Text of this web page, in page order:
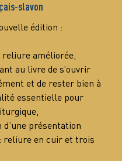
slavon
édition :
reliure améliorée,
au livre de s’ouvrir
et de rester bien à
essentielle pour
d’une présentation
reliure en cuir et trois